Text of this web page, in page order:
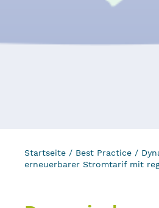
Startseite / Best Practice /
erneuerbarer Stromtarif mit